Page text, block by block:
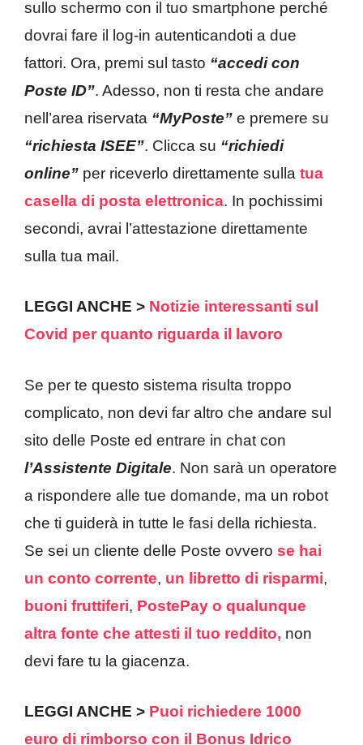
sullo schermo con il tuo smartphone perché
dovrai fare il log-in autenticandoti a due
fattori. Ora, premi sul tasto “accedi con
Poste ID”. Adesso, non ti resta che andare
nell’area riservata “MyPoste” e premere su
“richiesta ISEE”. Clicca su “richiedi
online” per riceverlo direttamente sulla tua
casella di posta elettronica. In pochissimi
secondi, avrai l’attestazione direttamente
sulla tua mail.
LEGGI ANCHE > Notizie interessanti sul
Covid per quanto riguarda il lavoro
Se per te questo sistema risulta troppo
complicato, non devi far altro che andare sul
sito delle Poste ed entrare in chat con
l’Assistente Digitale. Non sarà un operatore
a rispondere alle tue domande, ma un robot
che ti guiderà in tutte le fasi della richiesta.
Se sei un cliente delle Poste ovvero se hai
un conto corrente, un libretto di risparmi,
buoni fruttiferi, PostePay o qualunque
altra fonte che attesti il tuo reddito, non
devi fare tu la giacenza.
LEGGI ANCHE > Puoi richiedere 1000
euro di rimborso con il Bonus Idrico